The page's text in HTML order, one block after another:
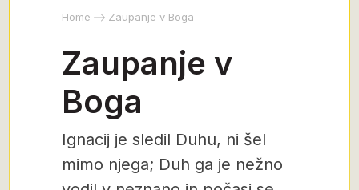
Home Zaupanje v Boga
Zaupanje v
Boga
Ignacij je sledil Duhu, ni šel
mimo njega; Duh ga je nežno